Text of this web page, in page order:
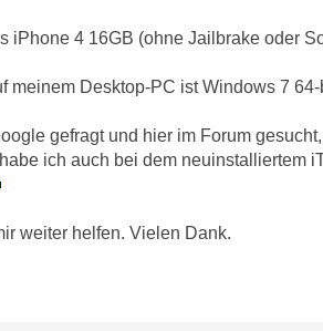
iPhone 4 16GB (ohne Jailbrake oder
meinem Desktop-PC ist Windows 7 64-
gefragt und hier im Forum
ich auch bei dem neuinstalliertem
weiter helfen. Vielen Dank.